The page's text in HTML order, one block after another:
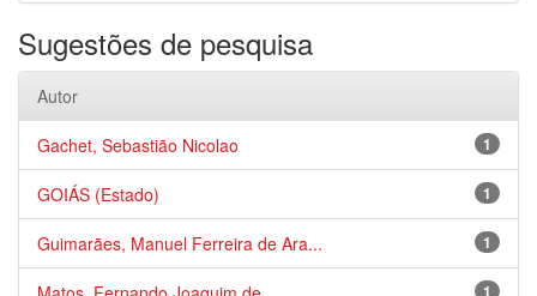
Sugestões de pesquisa
Autor
1
Gachet, Sebastião Nicolao
1
GOIÁS (Estado)
1
Guimarães, Manuel Ferreira de Ara...
1